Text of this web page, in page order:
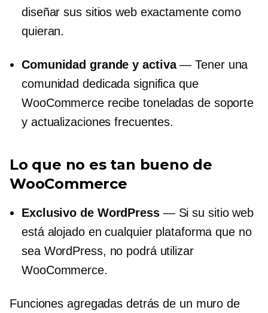
diseñar sus sitios web exactamente como
quieran.
Comunidad grande y activa— Tener una
comunidad dedicada significa que
WooCommerce recibe toneladas de soporte
y actualizaciones frecuentes.
Lo que no es tan bueno de
WooCommerce
Exclusivo de WordPress— Si su sitio web
está alojado en cualquier plataforma que no
sea WordPress, no podrá utilizar
WooCommerce.
Funciones agregadas detrás de un muro de